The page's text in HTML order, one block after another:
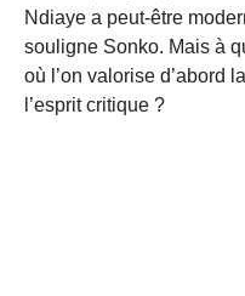
Ndiaye a peut-être
souligne Sonko. Mais à
où l’on valorise d’abord la
l’esprit critique ?